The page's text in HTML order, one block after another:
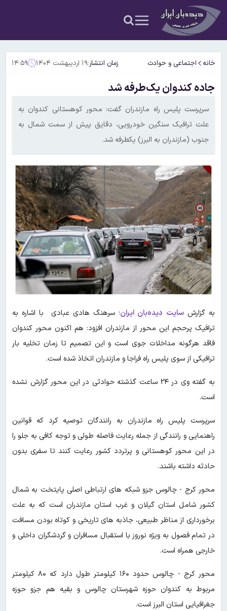
خانه اجتماعی و حوادث زمان انتشار:۱۹ اردیبهشت ۱۴۰۴ ۱۴:۵۹
جاده کندوان یک‌طرفه شد
سرپرست پلیس راه مازندران گفت: محور کوهستانی کندوان به
علت ترافیک سنگین خودرویی، دقایق پیش از سمت شمال به
جنوب (مازندران به البرز) یکطرفه شد.
به گزارشسایت دیده‌بان ایران؛ سرهنگ هادی عبادی با اشاره به
ترافیک پرحجم این محور از مازندران افزود: هم اکنون محور کندوان
فاقد هرگونه مداخلات جوی است و این تصمیم تا زمان تخلیه بار
ترافیکی از سوی پلیس راه فراجا و مازندران اتخاذ شده است.
به گفته وی در ۲۴ ساعت گذشته حوادثی در این محور گزارش نشده
است.
سرپرست پلیس راه مازندران به رانندگان توصیه کرد که قوانین
راهنمایی و رانندگی از جمله رعایت فاصله طولی و توجه کافی به جلو را
در این محور کوهستانی و پرتردد کشور رعایت کنند تا سفری بدون
حادثه داشته باشند.
محور کرج - چالوس جزو شبکه های ارتباطی اصلی پایتخت به شمال
کشور شامل استان گیلان و غرب استان مازندران است که به علت
برخورداری از مناظر طبیعی، جاذبه های تاریخی و کوتاه بودن مسافت
در تمام فصول به ویژه نوروز با استقبال مسافران و گردشگران داخلی و
خارجی همراه است.
محور کرج - چالوس حدود ۱۶۰ کیلومتر طول دارد که ۸۰ کیلومتر
مربوط به کندوان حوزه شهرستان چالوس و بقیه هم جزو حوزه
جغرافیایی استان البرز است.